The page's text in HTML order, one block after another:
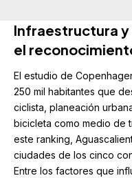
Infraestructura
el
El estudio de
250 mil habitantes que
ciclista, planeación
bicicleta como medio de
este ranking,
ciudades de los cinco
Entre los factores que